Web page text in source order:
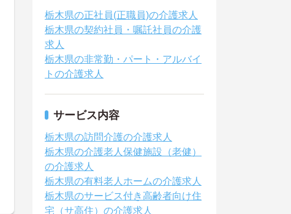
栃木県の正社員(正職員)の介護求人
栃木県の契約社員・嘱託社員の介護
求人
栃木県の非常勤・パート・アルバイ
トの介護求人
サービス内容
栃木県の訪問介護の介護求人
栃木県の介護老人保健施設（老健）
の介護求人
栃木県の有料老人ホームの介護求人
栃木県のサービス付き高齢者向け住
宅（サ高住）の介護求人